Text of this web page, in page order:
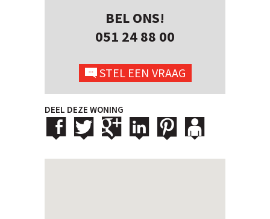
BEL ONS!
051 24 88 00
STEL EEN VRAAG
DEEL DEZE WONING